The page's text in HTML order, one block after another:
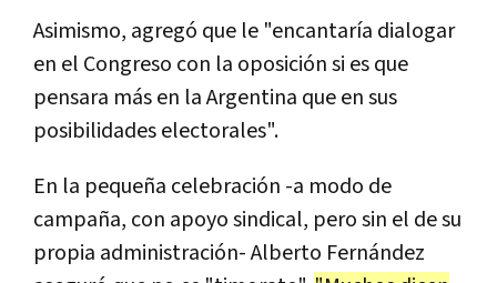
Asimismo, agregó que le "encantaría dialogar
en el Congreso con la oposición si es que
pensara más en la Argentina que en sus
posibilidades electorales".
En la pequeña celebración -a modo de
campaña, con apoyo sindical, pero sin el de su
propia administración- Alberto Fernández